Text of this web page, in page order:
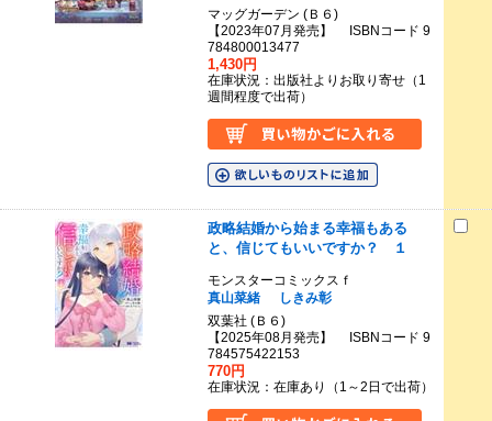
マッグガーデン (Ｂ６)
【2023年07月発売】 ISBNコード 9
784800013477
1,430円
在庫状況：出版社よりお取り寄せ（1
週間程度で出荷）
政略結婚から始まる幸福もある
と、信じてもいいですか？ １
モンスターコミックスｆ
真山菜緒
しきみ彰
双葉社 (Ｂ６)
【2025年08月発売】 ISBNコード 9
784575422153
770円
在庫状況：在庫あり（1～2日で出荷）